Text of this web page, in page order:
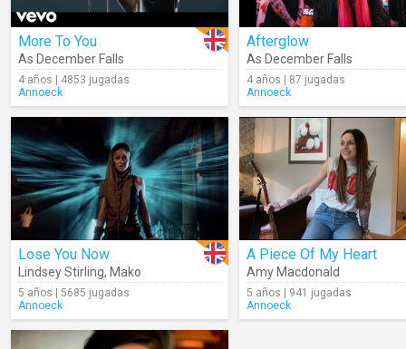
More To You
As December Falls
4 años | 4853 jugadas
Annoeck
Afterglow
As December Falls
4 años | 87 jugadas
Annoeck
Lose You Now
Lindsey Stirling, Mako
5 años | 5685 jugadas
Annoeck
A Piece Of My Heart
Amy Macdonald
5 años | 941 jugadas
Annoeck